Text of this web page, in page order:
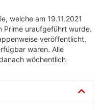
welche am 19.11.2021
Prime uraufgeführt wurde.
veröffentlicht,
waren. Alle
wöchentlich